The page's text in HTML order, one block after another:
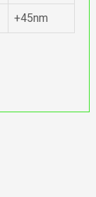
+45nm